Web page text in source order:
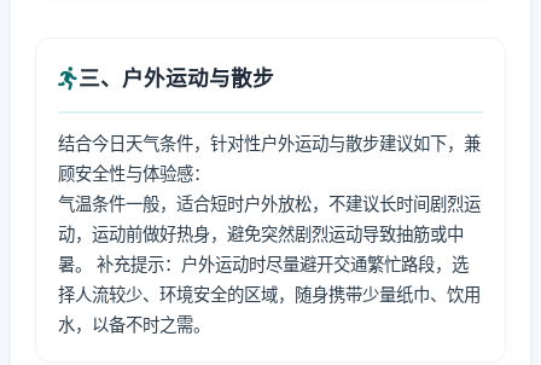
三、户外运动与散步
结合今日天气条件，针对性户外运动与散步建议如下，兼
顾安全性与体验感：
气温条件一般，适合短时户外放松，不建议长时间剧烈运
动，运动前做好热身，避免突然剧烈运动导致抽筋或中
暑。 补充提示：户外运动时尽量避开交通繁忙路段，选
择人流较少、环境安全的区域，随身携带少量纸巾、饮用
水，以备不时之需。